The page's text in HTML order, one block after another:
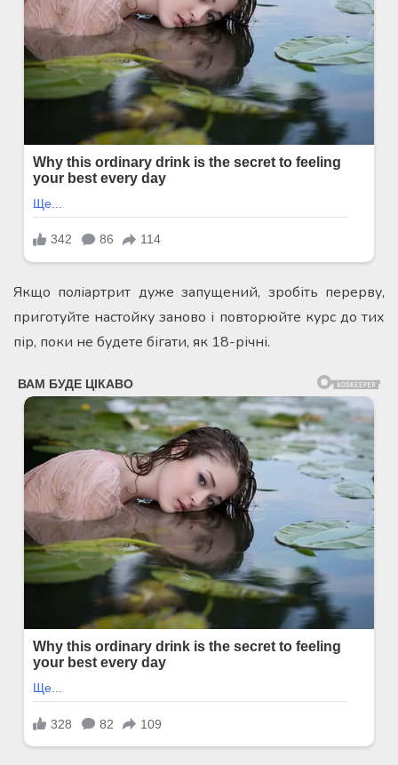
Якщо поліартрит дуже запущений, зробіть перерву,
приготуйте настойку заново і повторюйте курс до тих
пір, поки не будете бігати, як 18-річні.